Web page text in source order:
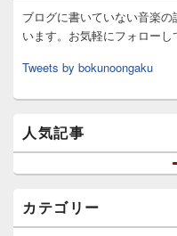
ブログに書いていない音楽
います。お気軽にフォローし
Tweets by bokunoongaku
人気記事
カテゴリー